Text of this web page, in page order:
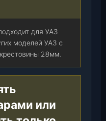
для УАЗ
моделей УАЗ с
28мм.
или